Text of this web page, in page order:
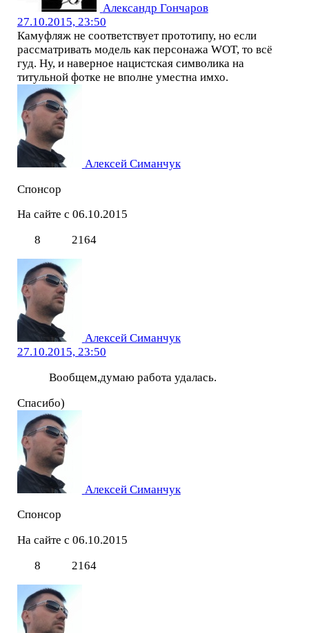
Александр Гончаров
27.10.2015, 23:50
Камуфляж не соответствует прототипу, но если
рассматривать модель как персонажа WOT, то всё
гуд. Ну, и наверное нацистская символика на
титульной фотке не вполне уместна имхо.
Алексей Симанчук
Спонсор
На сайте с 06.10.2015
8
2164
Алексей Симанчук
27.10.2015, 23:50
Вообщем,думаю работа удалась.
Спасибо)
Алексей Симанчук
Спонсор
На сайте с 06.10.2015
8
2164